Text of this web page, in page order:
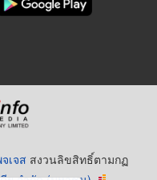
เจส สงวนลิขสิทธิ์ตามกฏ